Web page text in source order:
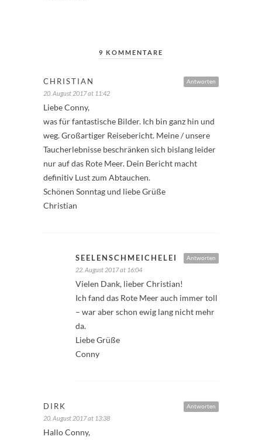
9 KOMMENTARE
Antworten
CHRISTIAN
20. August 2017 at 11:42
Liebe Conny,
was für fantastische Bilder. Ich bin ganz hin und
weg. Großartiger Reisebericht. Meine / unsere
Taucherlebnisse beschränken sich bislang leider
nur auf das Rote Meer. Dein Bericht macht
definitiv Lust zum Abtauchen.
Schönen Sonntag und liebe Grüße
Christian
Antworten
SEELENSCHMEICHELEI
22. August 2017 at 16:04
Vielen Dank, lieber Christian!
Ich fand das Rote Meer auch immer toll
– war aber schon ewig lang nicht mehr
da.
Liebe Grüße
Conny
Antworten
DIRK
20. August 2017 at 13:38
Hallo Conny,